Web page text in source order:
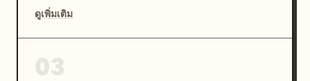
ดูเพิ่มเติม